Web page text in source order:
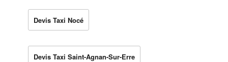
Devis Taxi Nocé
Devis Taxi Saint-Agnan-Sur-Erre